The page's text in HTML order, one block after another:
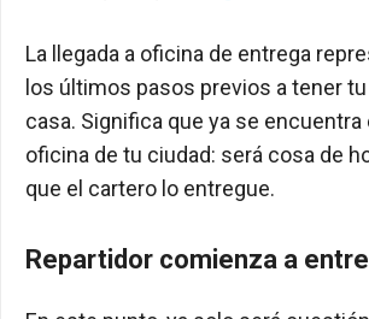
La llegada a oficina de entrega
los últimos pasos previos a tener
casa. Significa que ya se encuentra
oficina de tu ciudad: será cosa de
que el cartero lo entregue.
Repartidor comienza a